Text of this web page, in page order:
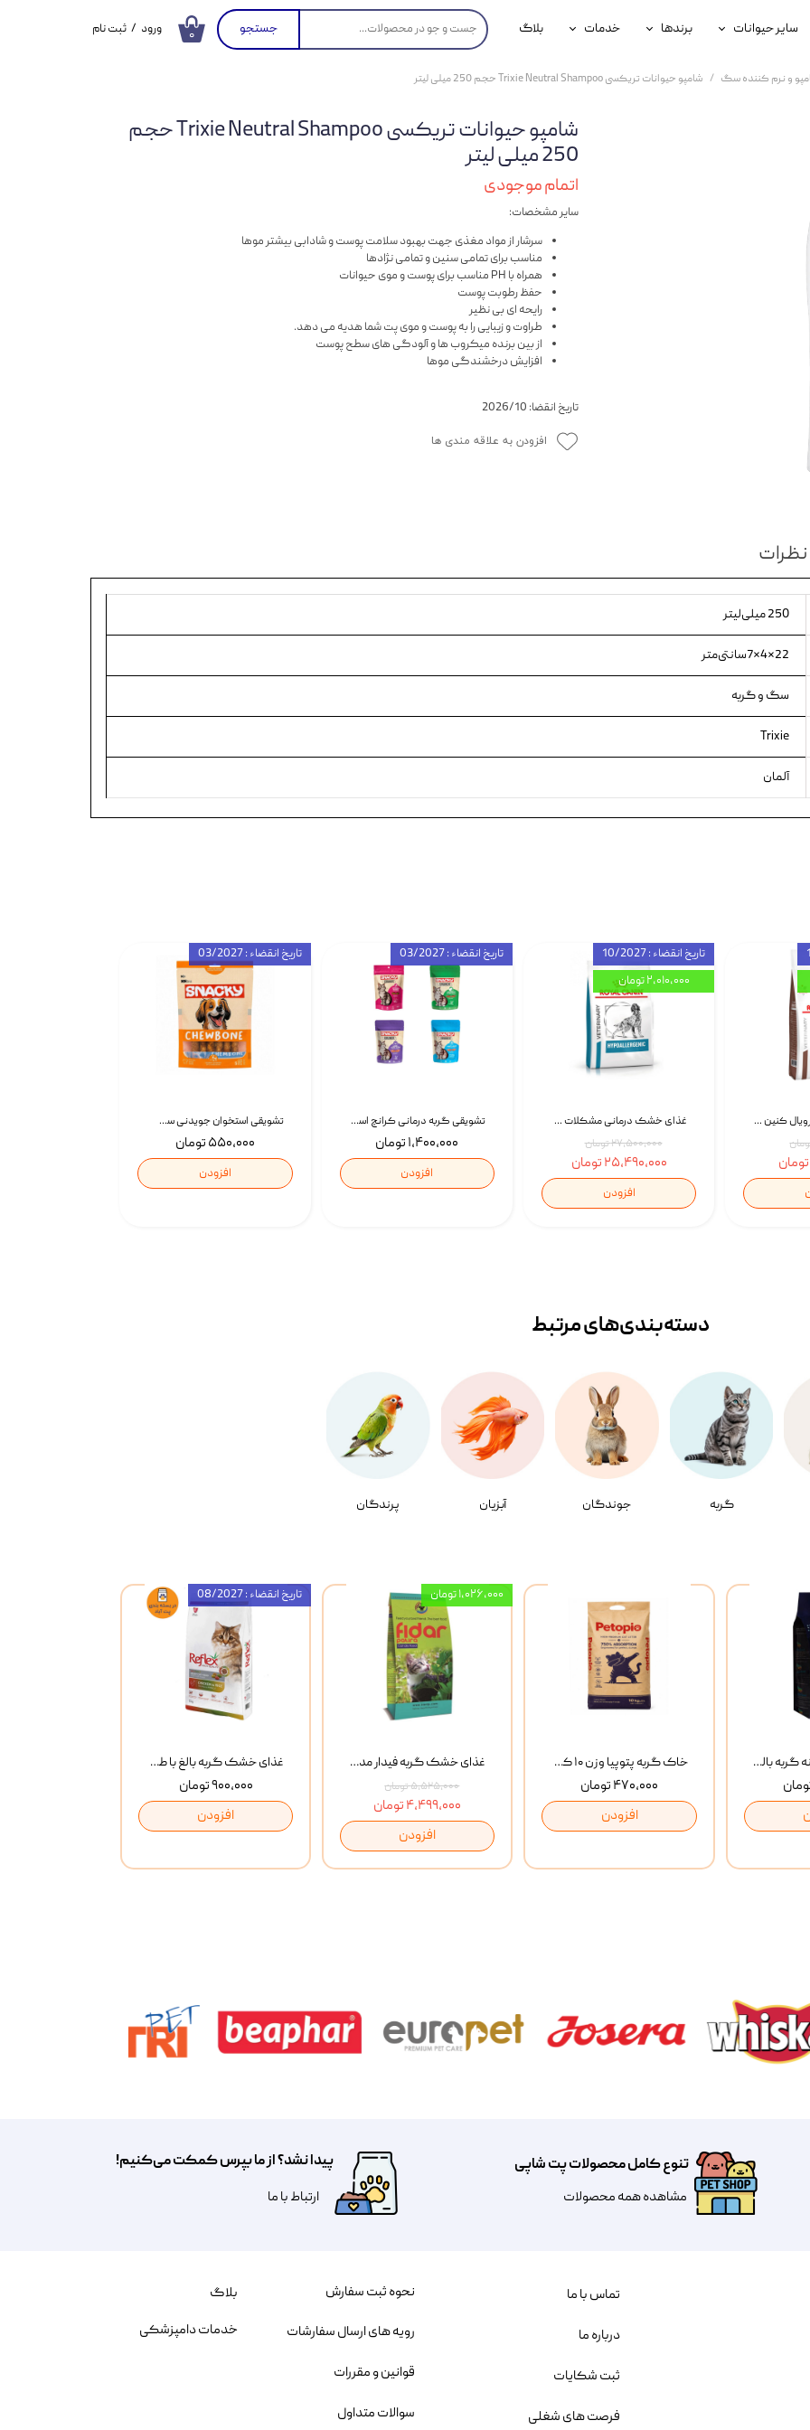
۰ جستجو سایر حیوانات
محصولات پرندگان
برندها خدمات
خدمات آنلاین دامپزشکی
بلاگ ورود / ثبت نام
سفارشات
و نرم کننده سگ شامپو حیوانات تریکسی Trixie Neutral Shampoo حجم 250 میلی لیتر
شامپو حیوانات تریکسی Trixie Neutral Shampoo حجم
250 میلی لیتر
اتمام موجودی
سایر مشخصات:
سرشار از مواد مغذی جهت بهبود سلامت پوست و شادابی بیشتر موها
مناسب برای تمامی سنین و تمامی نژادها
همراه با PH مناسب برای پوست و موی حیوانات
حفظ رطوبت پوست
رایحه ای بی نظیر
طراوت و زیبایی را به پوست و موی پت شما هدیه می دهد.
از بین برنده میکروب ها و آلودگی های سطح پوست
افزایش درخشندگی موها
تاریخ انقضا: 2026/10
افزودن به علاقه مندی ها
نظرات
250 میلی‌لیتر
22×4×7سانتی‌متر
سگ و گربه
Trixie
آلمان
تشویقی استخوان جویدنی سگ اسنکی کرانچی با طعم مرغ Snacky Crunchy Munchy وزن 100 گرم
۵۵۰,۰۰۰ تومان
افزودن
تاریخ انقضاء : 03/2027
تشویقی گربه درمانی کرانچ اسنکی با طعم میکس Snacky Crunch Cat Treats وزن 60 گرم بسته 4 عددی
۱,۴۰۰,۰۰۰ تومان
افزودن
تاریخ انقضاء : 03/2027
غذای خشک درمانی مشکلات گوارشی سگ رویال کنین Royal Canin Hypoallergenic وزن 7 کیلوگرم | پت استوک
۲۷,۵۰۰,۰۰۰ تومان
۲۵,۴۹۰,۰۰۰ تومان
افزودن
تاریخ انقضاء : 10/2027
۲,۰۱۰,۰۰۰ تومان
غذای خشک گربه رویال کنین Gastrointestinal Fibre Response وزن 2 کیلوگرم | پت استوک
گربه جوندگان آبزیان پرندگان
دسته‌بندی‌‌های مرتبط
غذای خشک گربه بالغ با طعم مرغ و برنج رفلکس Reflex Multi Color Chicken And Rice وزن 1 کیلوگرم
۹۰۰,۰۰۰ تومان
افزودن
تاریخ انقضاء : 08/2027
غذای خشک گربه فیدار مدل Adult وزن 10 کیلوگرم
۵,۵۲۵,۰۰۰ تومان
۴,۴۹۹,۰۰۰ تومان
افزودن
۱,۰۲۶,۰۰۰ تومان
خاک گربه پتوپیا وزن ۱۰ کیلوگرم
۴۷۰,۰۰۰ تومان
افزودن
غذای خشک روزانه گربه بالغ مفید MoFeed Adult Daily Cat Food وزن 2 کیلوگرم
تنوع کامل محصولات پت شاپی
مشاهده همه محصولات
پیدا نشد؟ از ما بپرس کمکت می‌کنیم!
​​​ارتباط با ما
نحوه ثبت سفارش
رویه های ارسال سفارشات
قوانین و مقررات
سوالات متداول
تماس با ما
درباره ما
ثبت شکایات
فرصت های شغلی
بلاگ
خدمات دامپزشکی